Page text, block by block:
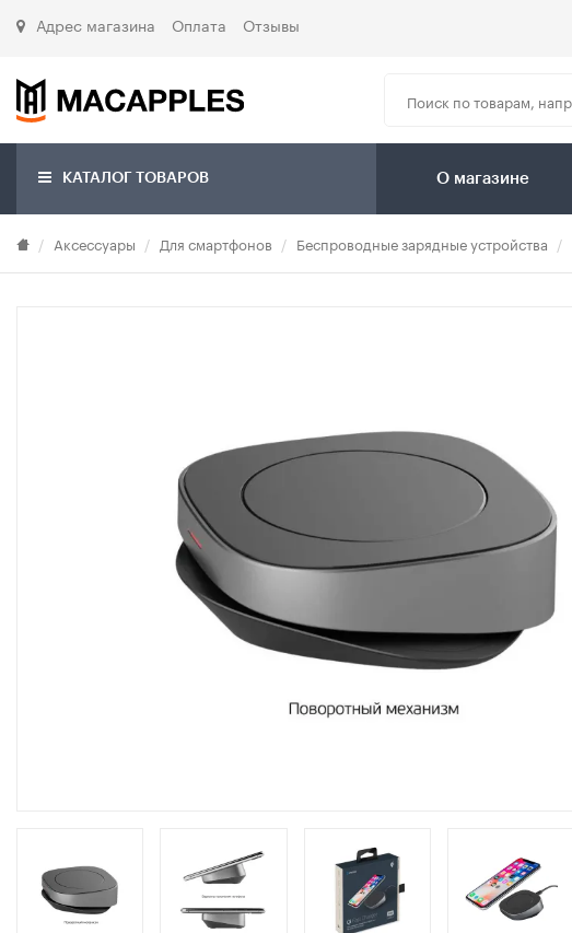
Адрес магазина Оплата Отзывы
КАТАЛОГ ТОВАРОВ О магазине
Аксессуары Для смартфонов Беспроводные зарядные устройства